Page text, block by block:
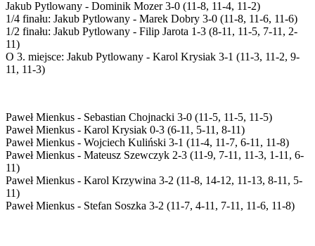
Jakub Pytlowany - Dominik Mozer 3-0 (11-8, 11-4, 11-2)
1/4 finału: Jakub Pytlowany - Marek Dobry 3-0 (11-8, 11-6, 11-6)
1/2 finału: Jakub Pytlowany - Filip Jarota 1-3 (8-11, 11-5, 7-11, 2-
11)
O 3. miejsce: Jakub Pytlowany - Karol Krysiak 3-1 (11-3, 11-2, 9-
11, 11-3)
Paweł Mienkus - Sebastian Chojnacki 3-0 (11-5, 11-5, 11-5)
Paweł Mienkus - Karol Krysiak 0-3 (6-11, 5-11, 8-11)
Paweł Mienkus - Wojciech Kuliński 3-1 (11-4, 11-7, 6-11, 11-8)
Paweł Mienkus - Mateusz Szewczyk 2-3 (11-9, 7-11, 11-3, 1-11, 6-
11)
Paweł Mienkus - Karol Krzywina 3-2 (11-8, 14-12, 11-13, 8-11, 5-
11)
Paweł Mienkus - Stefan Soszka 3-2 (11-7, 4-11, 7-11, 11-6, 11-8)